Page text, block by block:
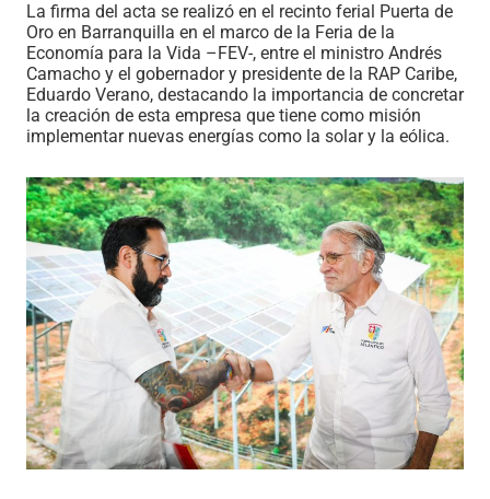
La firma del acta se realizó en el recinto ferial Puerta de
Oro en Barranquilla en el marco de la Feria de la
Economía para la Vida –FEV-, entre el ministro Andrés
Camacho y el gobernador y presidente de la RAP Caribe,
Eduardo Verano, destacando la importancia de concretar
la creación de esta empresa que tiene como misión
implementar nuevas energías como la solar y la eólica.